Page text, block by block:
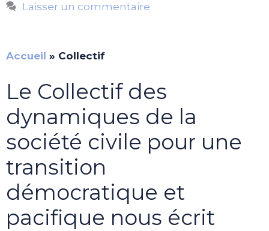
Laisser un commentaire
Accueil » Collectif
Le Collectif des
dynamiques de la
société civile pour une
transition
démocratique et
pacifique nous écrit